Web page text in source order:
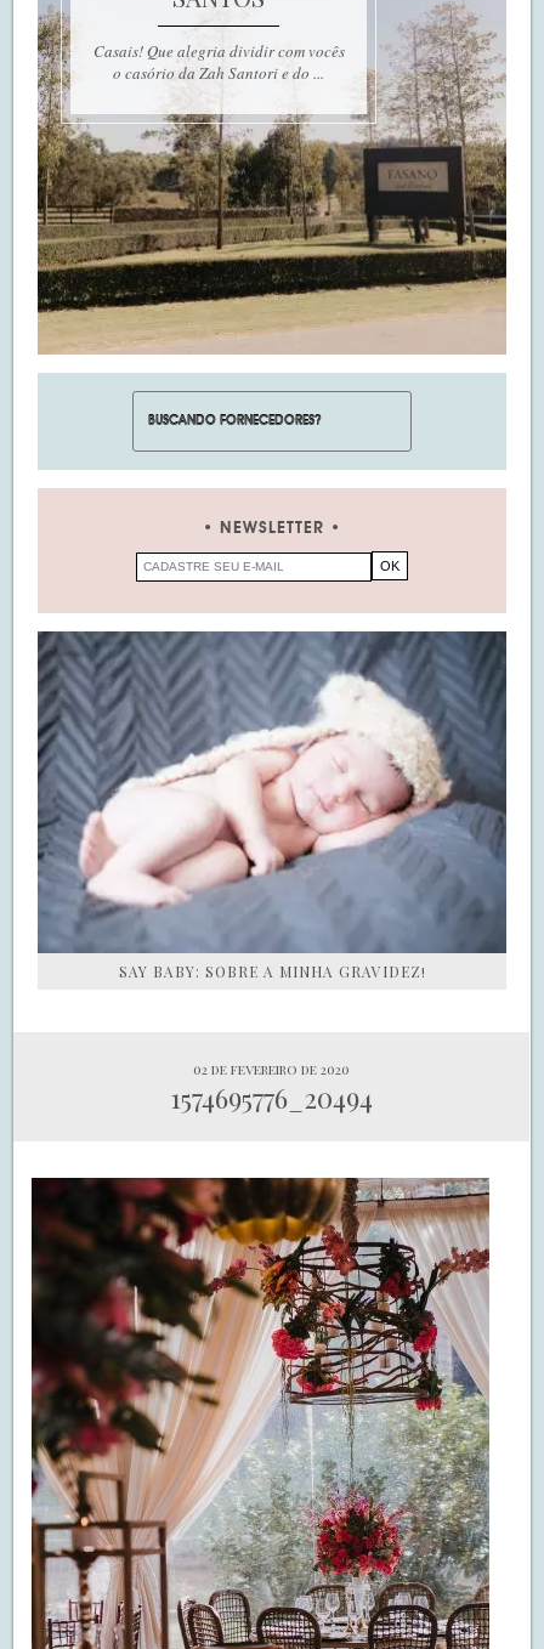
Casais! Que alegria dividir com vocês
o casório da Zah Santori e do ...
NEWSLETTER
SAY BABY: SOBRE A MINHA GRAVIDEZ!
02 de fevereiro de 2020
1574695776_20494